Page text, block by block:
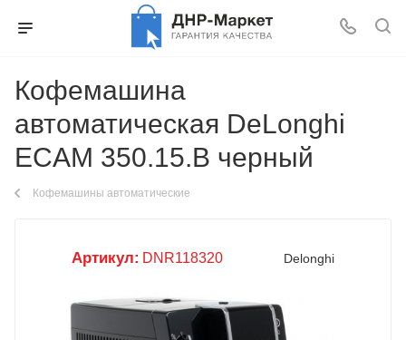
Кофемашина
автоматическая DeLonghi
ECAM 350.15.B черный
Кофемашины автоматические
Артикул: DNR118320 Delonghi